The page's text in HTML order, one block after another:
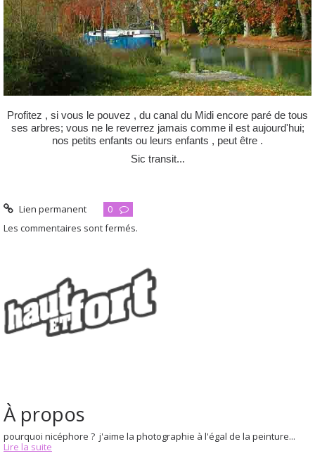
À propos
pourquoi nicéphore ? j'aime la photographie à l'égal de la peinture...
Lire la suite
Profitez , si vous le pouvez , du canal du Midi encore paré de tous
ses arbres; vous ne le reverrez jamais comme il est aujourd'hui;
nos petits enfants ou leurs enfants , peut être .
Sic transit...
Lien permanent
0
Les commentaires sont fermés.